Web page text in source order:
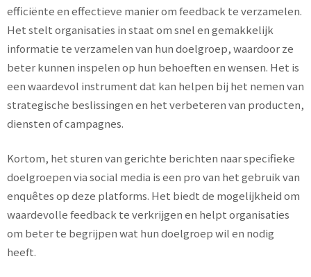
efficiënte en effectieve manier om feedback te verzamelen.
Het stelt organisaties in staat om snel en gemakkelijk
informatie te verzamelen van hun doelgroep, waardoor ze
beter kunnen inspelen op hun behoeften en wensen. Het is
een waardevol instrument dat kan helpen bij het nemen van
strategische beslissingen en het verbeteren van producten,
diensten of campagnes.
Kortom, het sturen van gerichte berichten naar specifieke
doelgroepen via social media is een pro van het gebruik van
enquêtes op deze platforms. Het biedt de mogelijkheid om
waardevolle feedback te verkrijgen en helpt organisaties
om beter te begrijpen wat hun doelgroep wil en nodig
heeft.